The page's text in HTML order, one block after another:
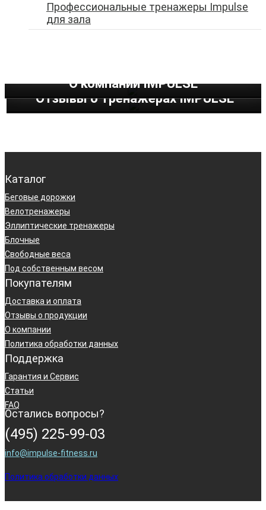
Профессиональные тренажеры Impulse
для зала
О компании IMPULSE
Отзывы о тренажерах IMPULSE
Каталог
Беговые дорожки
Велотренажеры
Эллиптические тренажеры
Блочные
Свободные веса
Под собственным весом
Покупателям
Доставка и оплата
Отзывы о продукции
О компании
Политика обработки данных
Поддержка
Гарантия и Сервис
Статьи
FAQ
Остались вопросы?
(495) 225-99-03
info@impulse-fitness.ru
Политика обработки данных